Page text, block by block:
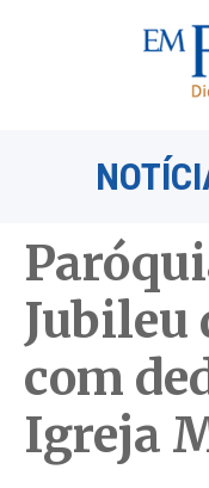
Jubileu
com
Igreja